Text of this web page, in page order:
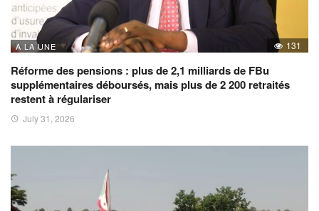
A LA UNE 131
Réforme des pensions : plus de 2,1 milliards de FBu
supplémentaires déboursés, mais plus de 2 200 retraités
restent à régulariser
July 31, 2026